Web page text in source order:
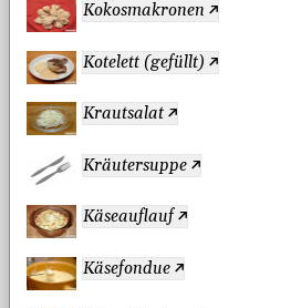
Kokosmakronen
Kotelett (gefüllt)
Krautsalat
Kräutersuppe
Käseauflauf
Käsefondue